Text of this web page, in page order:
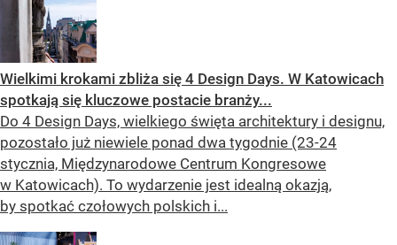
Wielkimi krokami zbliża się 4 Design Days. W Katowicach
spotkają się kluczowe postacie branży...
Do 4 Design Days, wielkiego święta architektury i designu,
pozostało już niewiele ponad dwa tygodnie (23-24
stycznia, Międzynarodowe Centrum Kongresowe
w Katowicach). To wydarzenie jest idealną okazją,
by spotkać czołowych polskich i...